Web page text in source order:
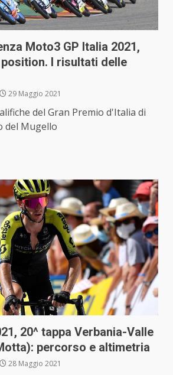
Moto3 GP Italia 2021,
I risultati delle
29 Maggio 2021
del Gran Premio d'Italia di
del Mugello
20^ tappa Verbania-Valle
percorso e altimetria
28 Maggio 2021